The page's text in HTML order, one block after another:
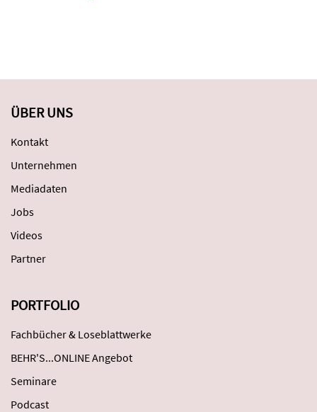
ÜBER UNS
Kontakt
Unternehmen
Mediadaten
Jobs
Videos
Partner
PORTFOLIO
Fachbücher & Loseblattwerke
BEHR'S...ONLINE Angebot
Seminare
Podcast